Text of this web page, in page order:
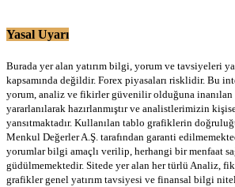
Yasal Uyarı
Burada yer alan yatırım bilgi, yorum ve tavsiyeleri
kapsamında değildir. Forex piyasaları risklidir. Bu
yorum, analiz ve fikirler güvenilir olduğuna inanılan
yararlanılarak hazırlanmıştır ve analistlerimizin
yansıtmaktadır. Kullanılan tablo grafiklerin
Menkul Değerler A.Ş. tarafından garanti
yorumlar bilgi amaçlı verilip, herhangi bir menfaat
güdülmemektedir. Sitede yer alan her türlü Analiz,
grafikler genel yatırım tavsiyesi ve finansal bilgi